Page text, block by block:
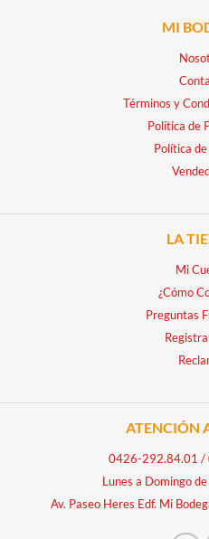
MI
Términos y
Política de
Política
LA
Mi
¿Cómo
Preguntas
ATENCIÓN
0426-292.84.01 /
Lunes a Domingo
Av. Paseo Heres Edf. Mi